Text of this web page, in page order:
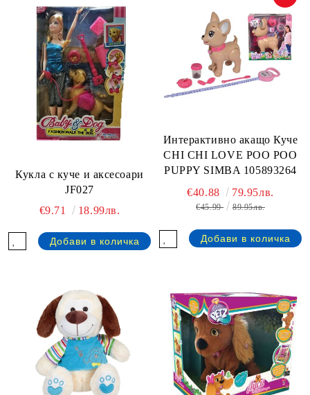
Кукла с куче и аксесоари
JF027
€9.71
18.99лв.
Интерактивно акащо Куче
CHI CHI LOVE POO POO
PUPPY SIMBA 105893264
€40.88 79.95лв.
€45.99 89.95лв.